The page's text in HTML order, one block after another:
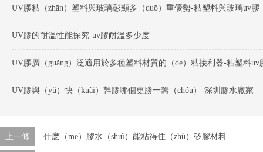
UV膠粘（zhān）塑料與玻璃彰顯多（duō）重優勢-粘塑料與玻璃uv膠
UV膠的耐溫性能探究-uv膠耐溫多少度
UV膠廣（guǎng）泛適用於多種塑料材質的（de）粘接利器-粘塑料uv
UV膠與（yǔ）快（kuài）幹膠哪個更勝一籌（chóu）-深圳膠水廠家
上一條 什麽（me）膠水（shuǐ）能粘得住（zhù）矽膠材料